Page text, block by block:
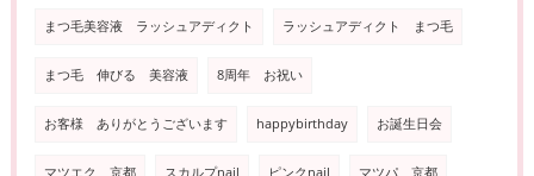
まつ毛美容液 ラッシュアディクト ラッシュアディクト まつ毛
まつ毛 伸びる 美容液 8周年 お祝い
お客様 ありがとうございます happybirthday お誕生日会